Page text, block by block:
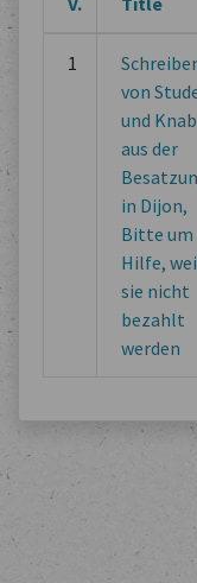
1
von
und Knab
aus der
in Dijon,
Bitte um
Hilfe,
sie nicht
bezahlt
werden